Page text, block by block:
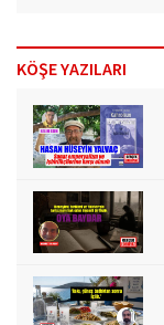
KÖŞE YAZILARI